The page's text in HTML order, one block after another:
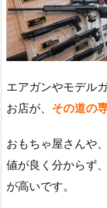
エアガンやモデル
お店が、 その道の
おもちゃ屋さんや
値が良く分からず
が高いです。